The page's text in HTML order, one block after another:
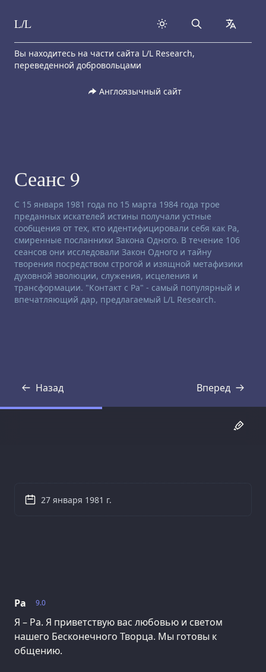
Skip to content
L/L Search
Вы находитесь на части сайта L/L Research,
переведенной добровольцами
Англоязычный сайт
Сеанс 9
Заявление об отказе от ответственности:
С 15 января 1981 года по 15 марта 1984 года трое
преданных искателей истины получали устные
сообщения от тех, кто идентифицировали себя как Ра,
смиренные посланники Закона Одного. В течение 106
сеансов они исследовали Закон Одного и тайну
творения посредством строгой и изящной метафизики
духовной эволюции, служения, исцеления и
трансформации. "Контакт с Ра" - самый популярный и
впечатляющий дар, предлагаемый L/L Research.
Назад
Стенограмма Вперед
Стенограмма
9.0
Ра
Я – Ра. Я приветствую вас любовью и светом
нашего Бесконечного Творца. Мы готовы к
общению.
27 января 1981 г.